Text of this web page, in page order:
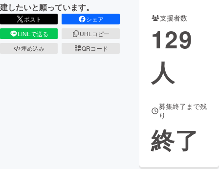
建したいと願っています。
ポスト
シェア
LINEで送る
URLコピー
埋め込み
QRコード
支援者数
129
人
募集終了まで残
り
終了